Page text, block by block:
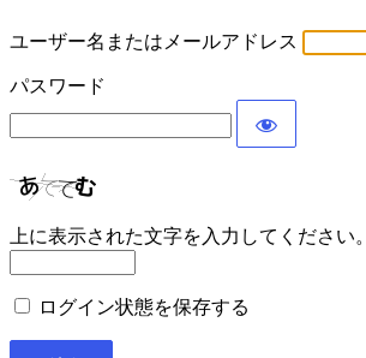
ユーザー名またはメールアドレス
パスワード
上に表示された文字を入力してください。
ログイン状態を保存する